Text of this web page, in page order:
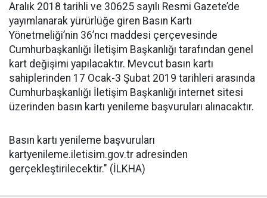
Aralık 2018 tarihli ve 30625 sayılı Resmi Gazete’de
yayımlanarak yürürlüğe giren Basın Kartı
Yönetmeliği’nin 36’ncı maddesi çerçevesinde
Cumhurbaşkanlığı İletişim Başkanlığı tarafından genel
kart değişimi yapılacaktır. Mevcut basın kartı
sahiplerinden 17 Ocak-3 Şubat 2019 tarihleri arasında
Cumhurbaşkanlığı İletişim Başkanlığı internet sitesi
üzerinden basın kartı yenileme başvuruları alınacaktır.
Basın kartı yenileme başvuruları
kartyenileme.iletisim.gov.tr adresinden
gerçekleştirilecektir." (İLKHA)​